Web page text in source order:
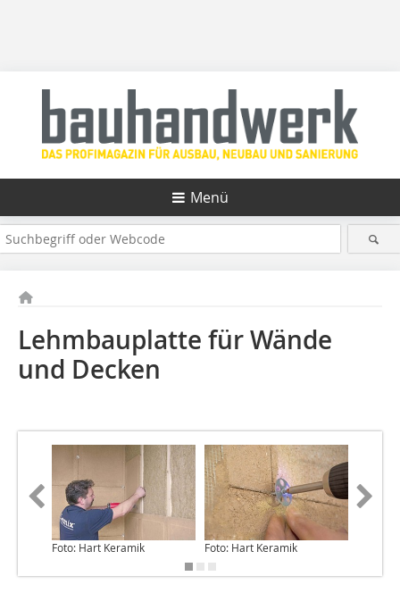
Menü
Lehmbauplatte für Wände
und Decken
Foto: Hart Keramik Foto: Hart Keramik